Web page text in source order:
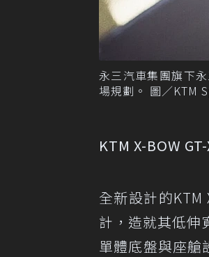
永三汽車集團旗下
場規劃。 圖／KTM
KTM X-BOW GT-
全新設計的KTM
計，造就其低伸
單體底盤與座艙